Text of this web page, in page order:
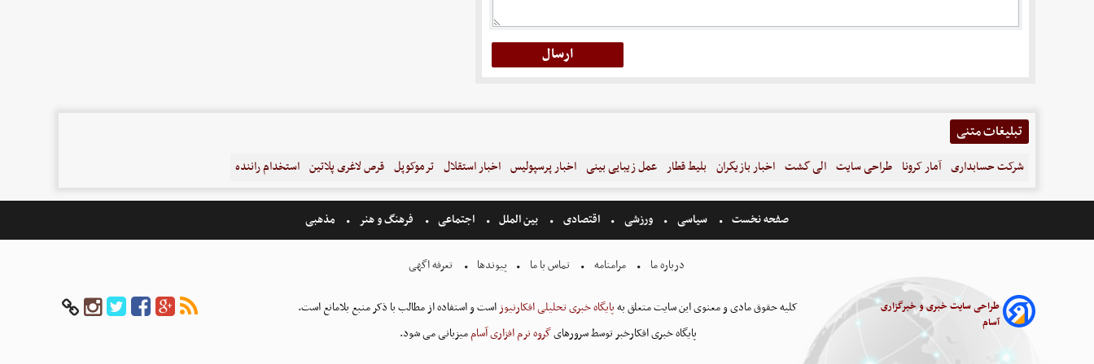
تبلیغات متنی
شرکت حسابداری آمار کرونا طراحی سایت الی گشت اخبار بازیگران بلیط قطار عمل زیبایی بینی اخبار پرسپولیس اخبار استقلال ترموکوپل قرص لاغری پلاتین استخدام راننده
صفحه نخست سیاسی ورزشی اقتصادی بین الملل اجتماعی فرهنگ و هنر مذهبی
درباره ما مرامنامه تماس با ما پیوندها تعرفه اگهی
طراحی سایت خبری و خبرگزاری
آسام
کلیه حقوق مادی و معنوی این سایت متعلق بهپایگاه خبری تحلیلی افکارنیوزاست و استفاده از مطالب با ذکر منبع بلامانع است.
پایگاه خبری افکارخبر توسط سرورهایگروه نرم افزاری آساممیزبانی می شود.